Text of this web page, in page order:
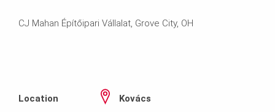
CJ Mahan Építőipari Vállalat, Grove City, OH
Location Kovács